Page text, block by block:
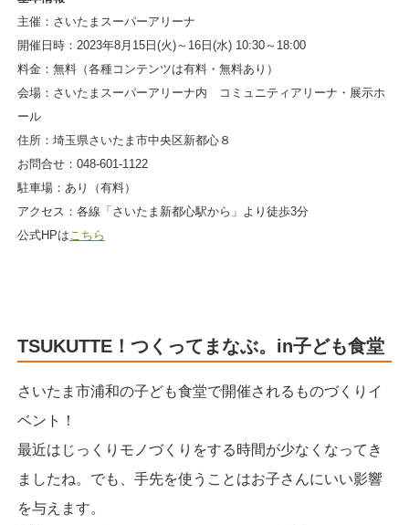
主催：さいたまスーパーアリーナ
開催日時：2023年8月15日(火)～16日(水) 10:30～18:00
料金：無料（各種コンテンツは有料・無料あり）
会場：さいたまスーパーアリーナ内 コミュニティアリーナ・展示ホ
ール
住所：埼玉県さいたま市中央区新都心８
お問合せ：048-601-1122
駐車場：あり（有料）
アクセス：各線「さいたま新都心駅から」より徒歩3分
公式HPはこちら
TSUKUTTE！つくってまなぶ。in子ども食堂
さいたま市浦和の子ども食堂で開催されるものづくりイ
ベント！
最近はじっくりモノづくりをする時間が少なくなってき
ましたね。でも、手先を使うことはお子さんにいい影響
を与えます。